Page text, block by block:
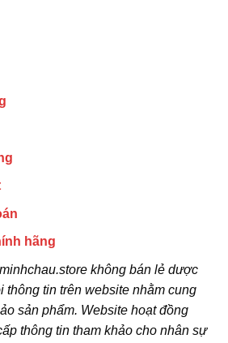
hãng
không bán lẻ dược
thông tin trên website nhằm cung
sản phẩm. Website hoạt đồng
thông tin tham khảo cho nhân sự